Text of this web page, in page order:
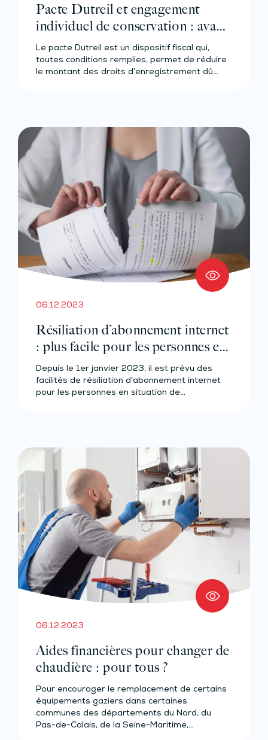
Pacte Dutreil et engagement
individuel de conservation : avant
l’heure, ce n’est pas l’heure ?
Le pacte Dutreil est un dispositif fiscal qui,
toutes conditions remplies, permet de réduire
le montant des droits d’enregistrement dû…
06.12.2023
Résiliation d’abonnement internet
: plus facile pour les personnes en
difficultés ?
Depuis le 1er janvier 2023, il est prévu des
facilités de résiliation d’abonnement internet
pour les personnes en situation de…
06.12.2023
Aides financières pour changer de
chaudière : pour tous ?
Pour encourager le remplacement de certains
équipements gaziers dans certaines
communes des départements du Nord, du
Pas-de-Calais, de la Seine-Maritime,…